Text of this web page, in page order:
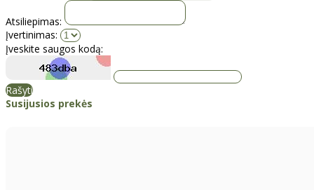
Atsiliepimas:
Įvertinimas:
Įveskite saugos kodą:
Rašyti
Susijusios prekės